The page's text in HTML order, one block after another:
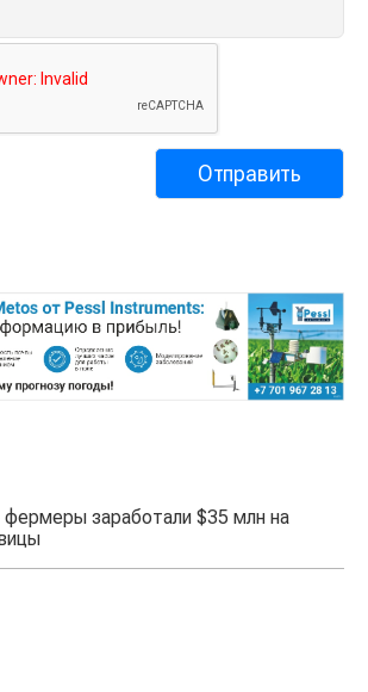
заработали $35 млн на